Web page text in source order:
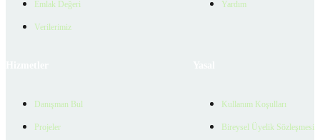
Emlak Değeri
Verilerimiz
Yardım
Danışman Bul
Projeler
Kullanım Koşulları
Bireysel Üyelik Sözleşmesi